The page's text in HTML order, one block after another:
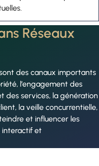
Réseaux
des canaux importants
l’engagement des
des services, la génération
la veille concurrentielle,
et influencer les
interactif et